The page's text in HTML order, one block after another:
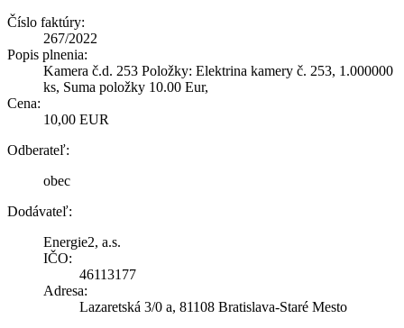
Číslo faktúry:
267/2022
Popis plnenia:
Kamera č.d. 253 Položky: Elektrina kamery č. 253, 1.000000
ks, Suma položky 10.00 Eur,
Cena:
10,00 EUR
Odberateľ:
obec
Dodávateľ:
Energie2, a.s.
IČO:
46113177
Adresa:
Lazaretská 3/0 a, 81108 Bratislava-Staré Mesto